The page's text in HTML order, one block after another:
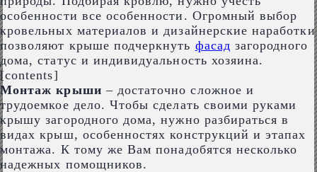
особенности все особенности. Огромный выбор
кровельных материалов и дизайнерские наработки
позволяют крыше подчеркнуть фасад загородного
дома, статус и индивидуальность хозяина.
[contents]
Монтаж крыши – достаточно сложное и
трудоемкое дело. Чтобы сделать своими руками
крышу загородного дома, нужно разбираться в
видах крыш, особенностях конструкций и этапах
монтажа. К тому же Вам понадобятся несколько
надежных помощников.